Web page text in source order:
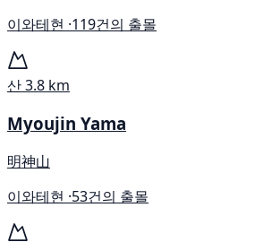
이와테현 ·119건의 출몰
산3.8 km
Myoujin Yama
明神山
이와테현 ·53건의 출몰